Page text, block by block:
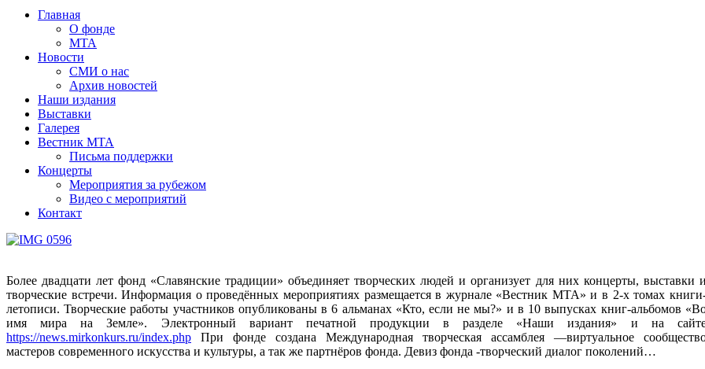
Главная
О фонде
МТА
Новости
СМИ о нас
Архив новостей
Наши издания
Выставки
Галерея
Вестник МТА
Письма поддержки
Концерты
Мероприятия за рубежом
Видео с мероприятий
Контакт
Более двадцати лет фонд «Славянские традиции» объединяет творческих людей и организует для них концерты, выставки и
творческие встречи. Информация о проведённых мероприятиях размещается в журнале «Вестник МТА» и в 2-х томах
летописи. Творческие работы участников опубликованы в 6 альманах «Кто, если не мы?» и в 10 выпусках книг-альбомов
имя мира на Земле». Электронный вариант печатной продукции в разделе «Наши издания» и на
https://news.mirkonkurs.ru/index.php При фонде создана Международная творческая ассамблея —виртуальное
мастеров современного искусства и культуры, а так же партнёров фонда. Девиз фонда -творческий диалог поколений…